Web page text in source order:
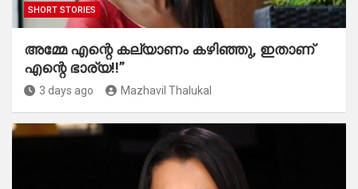
SHORT STORIES
അമ്മേ എന്റെ കല്യാണം കഴിഞ്ഞു, ഇതാണ്
എന്റെ ഭാര്യ!!”
3 days ago Mazhavil Thalukal